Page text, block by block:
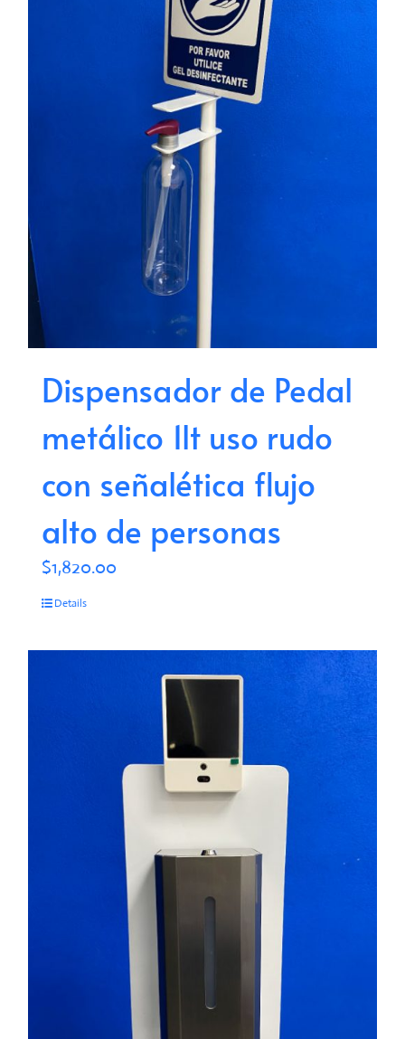
Dispensador de Pedal
metálico 1lt uso rudo
con señalética flujo
alto de personas
$1,820.00
Details